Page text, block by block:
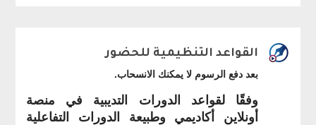
القواعد التنظيمية للحضور
بعد دفع الرسوم لا يمكنك الانسحاب.
وفقًا لقواعد الدورات التديبية في منصة
أونلاين أكاديمي وطبيعة الدورات التفاعلية